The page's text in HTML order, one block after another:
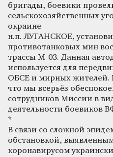
бригады, боевики
сельскохозяйственных
окраине
н.п. ЛУГАНСКОЕ,
противотанковых мин
трассы М-03. Данная
используется для
ОБСЕ и мирных жителей.
что мы всерьёз
сотрудников Миссии в
деятельности боевиков
*
В связи со сложной
обстановкой,
коронавирусом